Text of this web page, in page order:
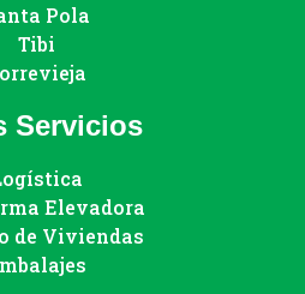
Pola
Tibi
Servicios
Elevadora
de Viviendas